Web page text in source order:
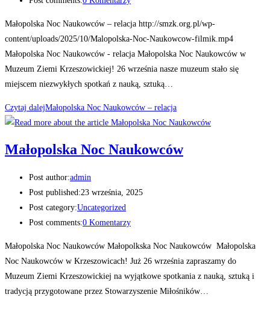
Małopolska Noc Naukowców – relacja http://smzk.org.pl/wp-
content/uploads/2025/10/Malopolska-Noc-Naukowcow-filmik.mp4
Małopolska Noc Naukowców - relacja Małopolska Noc Naukowców w
Muzeum Ziemi Krzeszowickiej! 26 września nasze muzeum stało się
miejscem niezwykłych spotkań z nauką, sztuką…
Czytaj dalejMałopolska Noc Naukowców – relacja
Małopolska Noc Naukowców
Post author:admin
Post published:23 września, 2025
Post category:Uncategorized
Post comments:0 Komentarzy
Małopolska Noc Naukowców Małopolkska Noc Naukowców Małopolska
Noc Naukowców w Krzeszowicach! Już 26 września zapraszamy do
Muzeum Ziemi Krzeszowickiej na wyjątkowe spotkania z nauką, sztuką i
tradycją przygotowane przez Stowarzyszenie Miłośników…